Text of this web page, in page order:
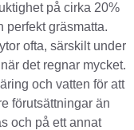
på cirka 20%
perfekt gräsmatta.
ofta, särskilt under
det regnar mycket.
och vatten för att
förutsättningar än
och på ett annat